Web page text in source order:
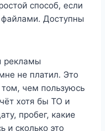
способ, если
файлами. Доступны
рекламы
не платил. Это
чем пользуюсь
хотя бы ТО и
пробег, какие
и сколько это